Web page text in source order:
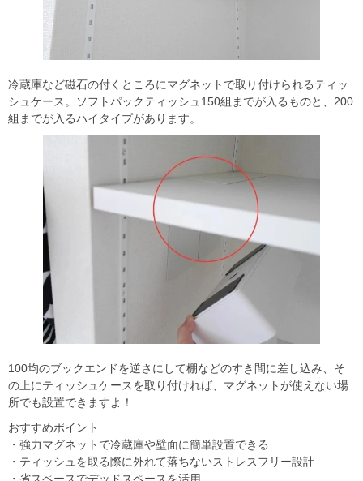
冷蔵庫など磁石の付くところにマグネットで取り付けられるティッ
シュケース。ソフトパックティッシュ150組までが入るものと、200
組までが入るハイタイプがあります。
100均のブックエンドを逆さにして棚などのすき間に差し込み、そ
の上にティッシュケースを取り付ければ、マグネットが使えない場
所でも設置できますよ！
おすすめポイント
・強力マグネットで冷蔵庫や壁面に簡単設置できる
・ティッシュを取る際に外れて落ちないストレスフリー設計
・省スペースでデッドスペースを活用